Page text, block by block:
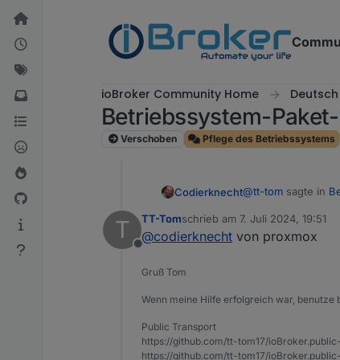
Weiter zum Inhalt
ioBroker Community Home Deutsch
Betriebssystem-
Verschoben Pflege des Betriebssystems
Codierknecht@tt-tom sagte in
an der
T
Offline
TT-Tomschrieb am 7. Juli 2024, 19:51
zuletzt editiert von
@codierknecht von proxmox
Gruß Tom
Wenn meine Hilfe erfolgreich war, benutze
Public Transport
https://github.com/tt-tom17/
https://github.com/tt-tom17/